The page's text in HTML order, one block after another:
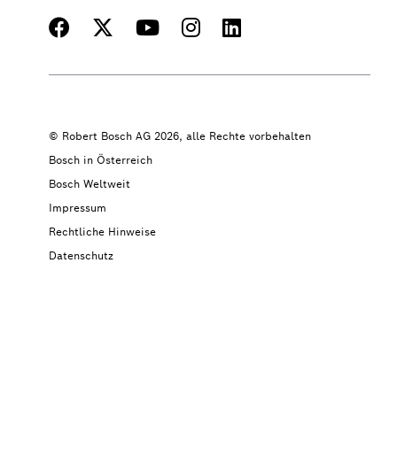
© Robert Bosch AG 2026, alle Rechte vorbehalten
Bosch in Österreich
Bosch Weltweit
Impressum
Rechtliche Hinweise
Datenschutz